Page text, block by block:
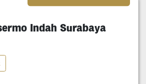
Indah Surabaya